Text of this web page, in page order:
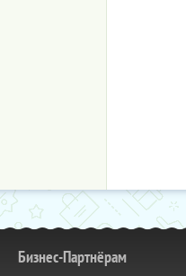
Бизнес-Партнёрам